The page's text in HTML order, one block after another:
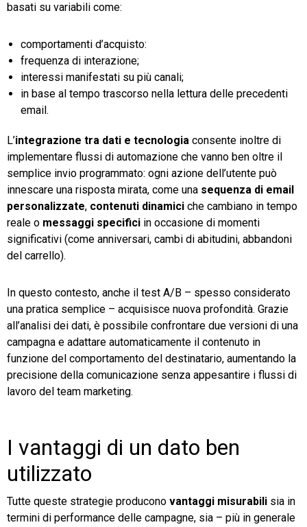
basati su variabili come:
comportamenti d’acquisto:
frequenza di interazione;
interessi manifestati su più canali;
in base al tempo trascorso nella lettura delle precedenti
email.
L’integrazione tra dati e tecnologia consente inoltre di
implementare flussi di automazione che vanno ben oltre il
semplice invio programmato: ogni azione dell’utente può
innescare una risposta mirata, come una sequenza di email
personalizzate, contenuti dinamici che cambiano in tempo
reale o messaggi specifici in occasione di momenti
significativi (come anniversari, cambi di abitudini, abbandoni
del carrello).
In questo contesto, anche il test A/B – spesso considerato
una pratica semplice – acquisisce nuova profondità. Grazie
all’analisi dei dati, è possibile confrontare due versioni di una
campagna e adattare automaticamente il contenuto in
funzione del comportamento del destinatario, aumentando la
precisione della comunicazione senza appesantire i flussi di
lavoro del team marketing.
I vantaggi di un dato ben
utilizzato
Tutte queste strategie producono vantaggi misurabili sia in
termini di performance delle campagne, sia – più in generale